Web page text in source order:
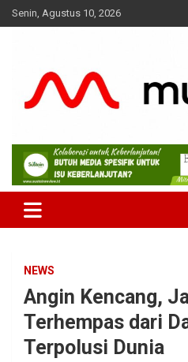
Skip
to
Senin, Agustus 10, 2026
MulaMula
Medianya para Gen Z
NEWS
Angin Kencang,
Terhempas dari
Terpolusi Dunia